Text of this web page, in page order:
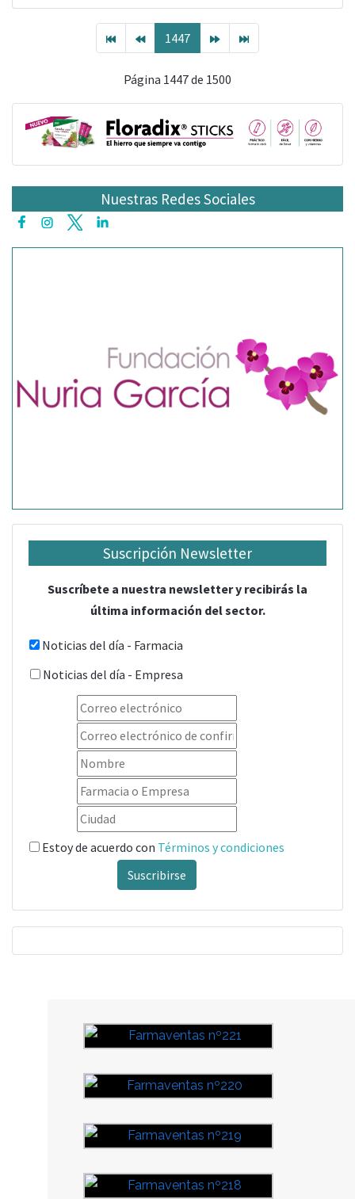
1447
Página 1447 de 1500
Nuestras Redes Sociales
Suscripción Newsletter
Suscríbete a nuestra newsletter y recibirás la
última información del sector.
Noticias del día - Farmacia
Noticias del día - Empresa
Estoy de acuerdo con Términos y condiciones
Suscribirse